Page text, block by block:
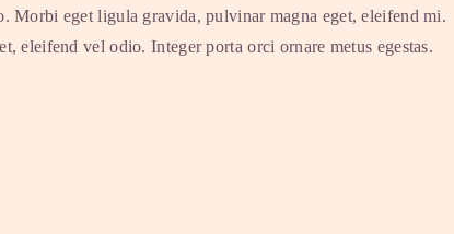
Morbi eget ligula gravida, pulvinar magna eget, eleifend mi.
eleifend vel odio. Integer porta orci ornare metus egestas.